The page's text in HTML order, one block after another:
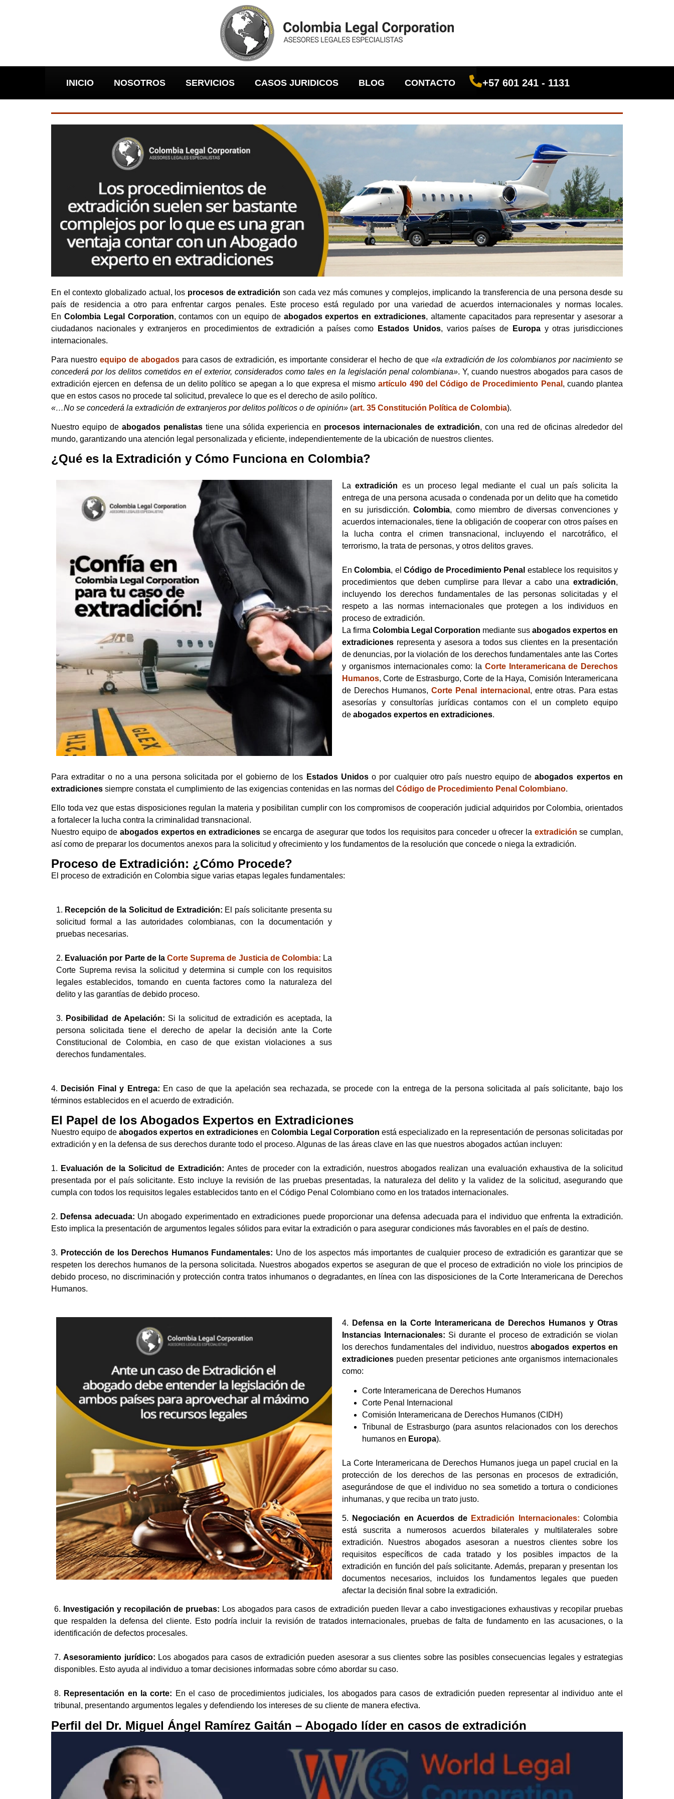
INICIO NOSOTROS SERVICIOS CASOS JURIDICOS BLOG CONTACTO +57 601 241 - 1131
En el contexto globalizado actual, los procesos de extradición son cada vez más comunes y complejos, implicando la transferencia de una persona desde su
país de residencia a otro para enfrentar cargos penales. Este proceso está regulado por una variedad de acuerdos internacionales y normas locales.
En Colombia Legal Corporation, contamos con un equipo de abogados expertos en extradiciones, altamente capacitados para representar y asesorar a
ciudadanos nacionales y extranjeros en procedimientos de extradición a países como
Estados Unidos, varios países de Europay otras jurisdicciones
internacionales.
Para nuestro equipo de abogadospara casos de extradición, es importante considerar el hecho de que «la extradición de los colombianos por nacimiento se
concederá por los delitos cometidos en el exterior, considerados como tales en la legislación penal colombiana». Y, cuando nuestros abogados para casos de
extradición ejercen en defensa de un delito político se apegan a lo que expresa el mismoartículo 490 del Código de Procedimiento Penal , cuando plantea
que en estos casos no procede tal solicitud, prevalece lo que es el derecho de asilo político.
«…No se concederá la extradición de extranjeros por delitos políticos o de opinión» (art. 35 Constitución Política de Colombia).
Nuestro equipo de abogados penalistas tiene una sólida experiencia en procesos internacionales de extradición, con una red de oficinas alrededor del
mundo, garantizando una atención legal personalizada y eficiente, independientemente de la ubicación de nuestros clientes.
¿Qué es la Extradición y Cómo Funciona en Colombia?
Laextradición es un proceso legal mediante el cual un país solicita la
entrega de una persona acusada o condenada por un delito que ha cometido
en su jurisdicción.Colombia, como miembro de diversas convenciones y
acuerdos internacionales, tiene la obligación de cooperar con otros países en
la lucha contra el crimen transnacional, incluyendo el narcotráfico, el
terrorismo, la trata de personas, y otros delitos graves.
EnColombia, elCódigo de Procedimiento Penal establece los requisitos y
procedimientos que deben cumplirse para llevar a cabo una extradición,
incluyendo los derechos fundamentales de las personas solicitadas y el
respeto a las normas internacionales que protegen a los individuos en
proceso de extradición.
La firma Colombia Legal Corporation mediante sus abogados expertos en
extradiciones representa y asesora a todos sus clientes en la presentación
de denuncias, por la violación de los derechos fundamentales ante las Cortes
y organismos internacionales como: la Corte Interamericana de Derechos
Humanos, Corte de Estrasburgo, Corte de la Haya, Comisión Interamericana
de Derechos Humanos,Corte Penal internacional , entre otras. Para estas
asesorías y consultorías jurídicas contamos con el un completo equipo
de abogados expertos en extradiciones.
Para extraditar o no a una persona solicitada por el gobierno de los Estados Unidoso por cualquier otro país nuestro equipo deabogados expertos en
extradiciones siempre constata el cumplimiento de las exigencias contenidas en las normas del Código de Procedimiento Penal Colombiano.
Ello toda vez que estas disposiciones regulan la materia y posibilitan cumplir con los compromisos de cooperación judicial adquiridos por Colombia, orientados
a fortalecer la lucha contra la criminalidad transnacional.
Nuestro equipo deabogados expertos en extradiciones se encarga de asegurar que todos los requisitos para conceder u ofrecer la extradición se cumplan,
así como de preparar los documentos anexos para la solicitud y ofrecimiento y los fundamentos de la resolución que concede o niega la extradición.
Proceso de Extradición: ¿Cómo Procede?
El proceso de extradición en Colombia sigue varias etapas legales fundamentales:
1. Recepción de la Solicitud de Extradición: El país solicitante presenta su
solicitud formal a las autoridades colombianas, con la documentación y
pruebas necesarias.
2. Evaluación por Parte de laCorte Suprema de Justicia de Colombia: La
Corte Suprema revisa la solicitud y determina si cumple con los requisitos
legales establecidos, tomando en cuenta factores como la naturaleza del
delito y las garantías de debido proceso.
3. Posibilidad de Apelación: Si la solicitud de extradición es aceptada, la
persona solicitada tiene el derecho de apelar la decisión ante la Corte
Constitucional de Colombia, en caso de que existan violaciones a sus
derechos fundamentales.
4. Decisión Final y Entrega: En caso de que la apelación sea rechazada, se procede con la entrega de la persona solicitada al país solicitante, bajo los
términos establecidos en el acuerdo de extradición.
El Papel de los Abogados Expertos en Extradiciones
Nuestro equipo deabogados expertos en extradiciones enColombia Legal Corporation está especializado en la representación de personas solicitadas por
extradición y en la defensa de sus derechos durante todo el proceso. Algunas de las áreas clave en las que nuestros abogados actúan incluyen:
1. Evaluación de la Solicitud de Extradición: Antes de proceder con la extradición, nuestros abogados realizan una evaluación exhaustiva de la solicitud
presentada por el país solicitante. Esto incluye la revisión de las pruebas presentadas, la naturaleza del delito y la validez de la solicitud, asegurando que
cumpla con todos los requisitos legales establecidos tanto en el Código Penal Colombiano como en los tratados internacionales.
2. Defensa adecuada: Un abogado experimentado en extradiciones puede proporcionar una defensa adecuada para el individuo que enfrenta la extradición.
Esto implica la presentación de argumentos legales sólidos para evitar la extradición o para asegurar condiciones más favorables en el país de destino.
3. Protección de los Derechos Humanos Fundamentales: Uno de los aspectos más importantes de cualquier proceso de extradición es garantizar que se
respeten los derechos humanos de la persona solicitada. Nuestros abogados expertos se aseguran de que el proceso de extradición no viole los principios de
debido proceso, no discriminación y protección contra tratos inhumanos o degradantes, en línea con las disposiciones de la Corte Interamericana de Derechos
Humanos.
4.
Defensa en la Corte Interamericana de Derechos Humanos y Otras
Instancias Internacionales: Si durante el proceso de extradición se violan
los derechos fundamentales del individuo, nuestrosabogados expertos en
extradiciones pueden presentar peticiones ante organismos internacionales
como:
Corte Interamericana de Derechos Humanos
Corte Penal Internacional
Comisión Interamericana de Derechos Humanos (CIDH)
Tribunal de Estrasburgo (para asuntos relacionados con los derechos
humanos en Europa).
La Corte Interamericana de Derechos Humanos juega un papel crucial en la
protección de los derechos de las personas en procesos de extradición,
asegurándose de que el individuo no sea sometido a tortura o condiciones
inhumanas, y que reciba un trato justo.
5. Negociación en Acuerdos de Extradición Internacionales: Colombia
está suscrita a numerosos acuerdos bilaterales y multilaterales sobre
extradición. Nuestros abogados asesoran a nuestros clientes sobre los
requisitos específicos de cada tratado y los posibles impactos de la
extradición en función del país solicitante. Además, preparan y presentan los
documentos necesarios, incluidos los fundamentos legales que pueden
afectar la decisión final sobre la extradición.
6. Investigación y recopilación de pruebas: Los abogados para casos de extradición pueden llevar a cabo investigaciones exhaustivas y recopilar pruebas
que respalden la defensa del cliente. Esto podría incluir la revisión de tratados internacionales, pruebas de falta de fundamento en las acusaciones, o la
identificación de defectos procesales.
7.Asesoramiento jurídico: Los abogados para casos de extradición pueden asesorar a sus clientes sobre las posibles consecuencias legales y estrategias
disponibles. Esto ayuda al individuo a tomar decisiones informadas sobre cómo abordar su caso.
8. Representación en la corte: En el caso de procedimientos judiciales, los abogados para casos de extradición pueden representar al individuo ante el
tribunal, presentando argumentos legales y defendiendo los intereses de su cliente de manera efectiva.
Perfil del Dr. Miguel Ángel Ramírez Gaitán – Abogado líder en casos de extradición